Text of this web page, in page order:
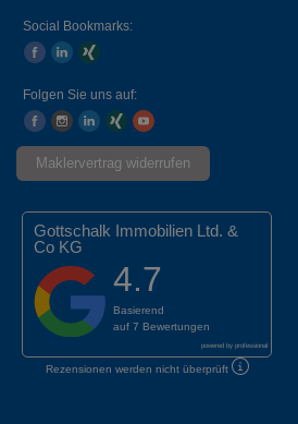
Social Bookmarks:
Folgen Sie uns auf:
Maklervertrag widerrufen
Gottschalk Immobilien Ltd. &
Co KG
4.7
Basierend
auf 7 Bewertungen
powered by professional
Rezensionen werden nicht überprüft